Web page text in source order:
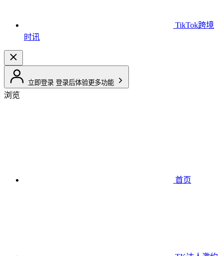
TikTok跨境
时讯
立即登录 登录后体验更多功能
浏览
首页